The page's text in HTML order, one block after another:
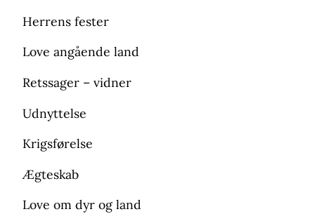
Herrens fester
Love angående land
Retssager – vidner
Udnyttelse
Krigsførelse
Ægteskab
Love om dyr og land